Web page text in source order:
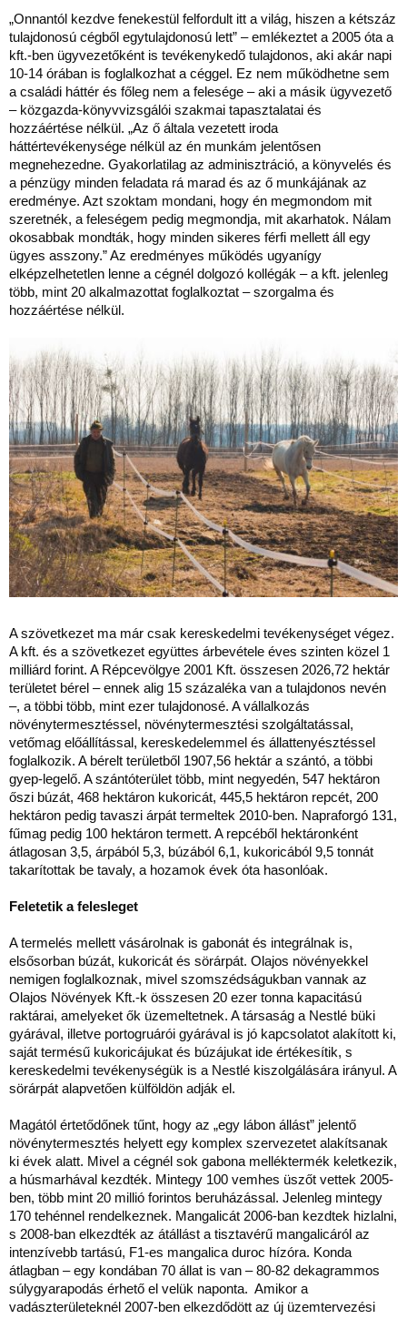
„Onnantól kezdve fenekestül felfordult itt a világ, hiszen a kétszáz
tulajdonosú cégből egytulajdonosú lett” – emlékeztet a 2005 óta a
kft.-ben ügyvezetőként is tevékenykedő tulajdonos, aki akár napi
10-14 órában is foglalkozhat a céggel. Ez nem működhetne sem
a családi háttér és főleg nem a felesége – aki a másik ügyvezető
– közgazda-könyvvizsgálói szakmai tapasztalatai és
hozzáértése nélkül. „Az ő általa vezetett iroda
háttértevékenysége nélkül az én munkám jelentősen
megnehezedne. Gyakorlatilag az adminisztráció, a könyvelés és
a pénzügy minden feladata rá marad és az ő munkájának az
eredménye. Azt szoktam mondani, hogy én megmondom mit
szeretnék, a feleségem pedig megmondja, mit akarhatok. Nálam
okosabbak mondták, hogy minden sikeres férfi mellett áll egy
ügyes asszony.” Az eredményes működés ugyanígy
elképzelhetetlen lenne a cégnél dolgozó kollégák – a kft. jelenleg
több, mint 20 alkalmazottat foglalkoztat – szorgalma és
hozzáértése nélkül.
A szövetkezet ma már csak kereskedelmi tevékenységet végez.
A kft. és a szövetkezet együttes árbevétele éves szinten közel 1
milliárd forint. A Répcevölgye 2001 Kft. összesen 2026,72 hektár
területet bérel – ennek alig 15 százaléka van a tulajdonos nevén
–, a többi több, mint ezer tulajdonosé. A vállalkozás
növénytermesztéssel, növénytermesztési szolgáltatással,
vetőmag előállítással, kereskedelemmel és állattenyésztéssel
foglalkozik. A bérelt területből 1907,56 hektár a szántó, a többi
gyep-legelő. A szántóterület több, mint negyedén, 547 hektáron
őszi búzát, 468 hektáron kukoricát, 445,5 hektáron repcét, 200
hektáron pedig tavaszi árpát termeltek 2010-ben. Napraforgó 131,
fűmag pedig 100 hektáron termett. A repcéből hektáronként
átlagosan 3,5, árpából 5,3, búzából 6,1, kukoricából 9,5 tonnát
takarítottak be tavaly, a hozamok évek óta hasonlóak.
Feletetik a felesleget
A termelés mellett vásárolnak is gabonát és integrálnak is,
elsősorban búzát, kukoricát és sörárpát. Olajos növényekkel
nemigen foglalkoznak, mivel szomszédságukban vannak az
Olajos Növények Kft.-k összesen 20 ezer tonna kapacitású
raktárai, amelyeket ők üzemeltetnek. A társaság a Nestlé büki
gyárával, illetve portogruárói gyárával is jó kapcsolatot alakított ki,
saját termésű kukoricájukat és búzájukat ide értékesítik, s
kereskedelmi tevékenységük is a Nestlé kiszolgálására irányul. A
sörárpát alapvetően külföldön adják el.
Magától értetődőnek tűnt, hogy az „egy lábon állást” jelentő
növénytermesztés helyett egy komplex szervezetet alakítsanak
ki évek alatt. Mivel a cégnél sok gabona melléktermék keletkezik,
a húsmarhával kezdték. Mintegy 100 vemhes üszőt vettek 2005-
ben, több mint 20 millió forintos beruházással. Jelenleg mintegy
170 tehénnel rendelkeznek. Mangalicát 2006-ban kezdtek hizlalni,
s 2008-ban elkezdték az átállást a tisztavérű mangalicáról az
intenzívebb tartású, F1-es mangalica duroc hízóra. Konda
átlagban – egy kondában 70 állat is van – 80-82 dekagrammos
súlygyarapodás érhető el velük naponta. Amikor a
vadászterületeknél 2007-ben elkezdődött az új üzemtervezési